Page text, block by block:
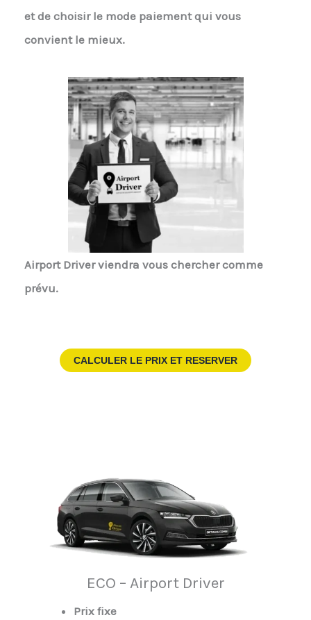
et de choisir le mode paiement qui vous
convient le mieux.
Airport Driverviendra vous chercher comme
prévu.
CALCULER LE PRIX ET RESERVER
ECO – Airport Driver
Prix fixe